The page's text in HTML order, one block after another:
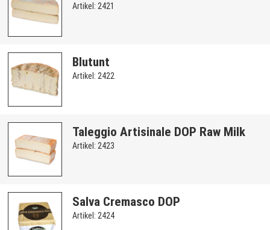
Artikel: 2421
Blutunt
Artikel: 2422
Taleggio Artisinale DOP Raw Milk
Artikel: 2423
Salva Cremasco DOP
Artikel: 2424